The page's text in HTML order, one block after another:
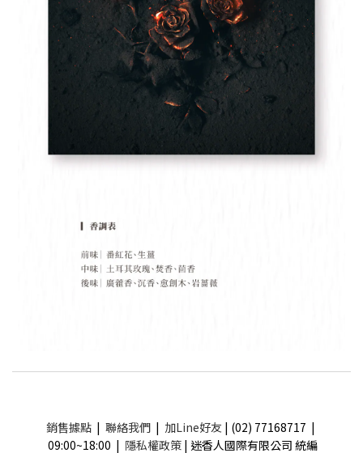
銷售據點| 聯絡我們| 加Line好友 | (02) 77168717 |
09:00~18:00 | 隱私權政策 | 迷香人國際有限公司 統編